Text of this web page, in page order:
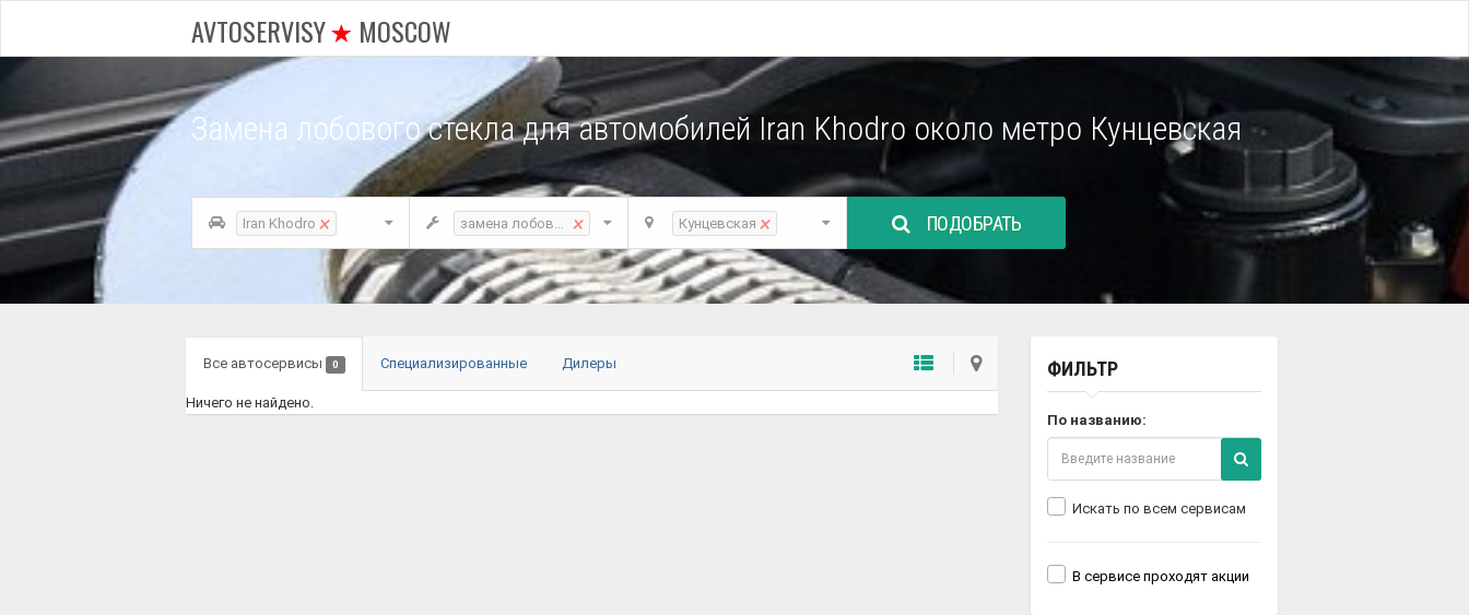
AVTOSERVISY MOSCOW
Замена лобового стекла для автомобилей Iran Khodro около метро Кунцевская
Iran Khodro × замена лобового стекла
× Кунцевская × ПОДОБРАТЬ
Все автосервисы 0 Специализированные Дилеры
Ничего не найдено.
ФИЛЬТР
По названию:
Искать по всем сервисам
В сервисе проходят акции